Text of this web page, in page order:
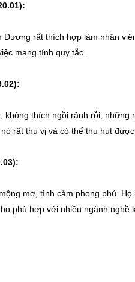
rất thích hợp làm nhân
mang tính quy tắc.
không thích ngồi rảnh rỗi,
rất thú vị và có thể thu hút
mơ, tình cảm phong phú.
phù hợp với nhiều ngành nghề